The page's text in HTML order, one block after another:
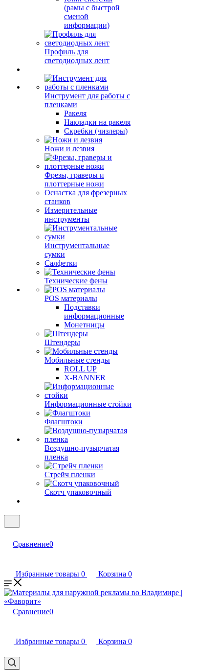
(рамы с быстрой
сменой
информации)
Профиль для
светодиодных лент
Инструмент для работы с
пленками
Ракеля
Накладки на ракеля
Скребки (чизлеры)
Ножи и лезвия
Фрезы, граверы и
плоттерные ножи
Оснастка для фрезерных
станков
Измерительные
инструменты
Инструментальные
сумки
Салфетки
Технические фены
POS материалы
Подставки
информационные
Монетницы
Штендеры
Мобильные стенды
ROLL UP
X-BANNER
Информационные стойки
Флагштоки
Воздушно-пузырчатая
пленка
Стрейч пленки
Скотч упаковочный
Сравнение0
Избранные товары 0 Корзина 0
Сравнение0
Избранные товары 0 Корзина 0